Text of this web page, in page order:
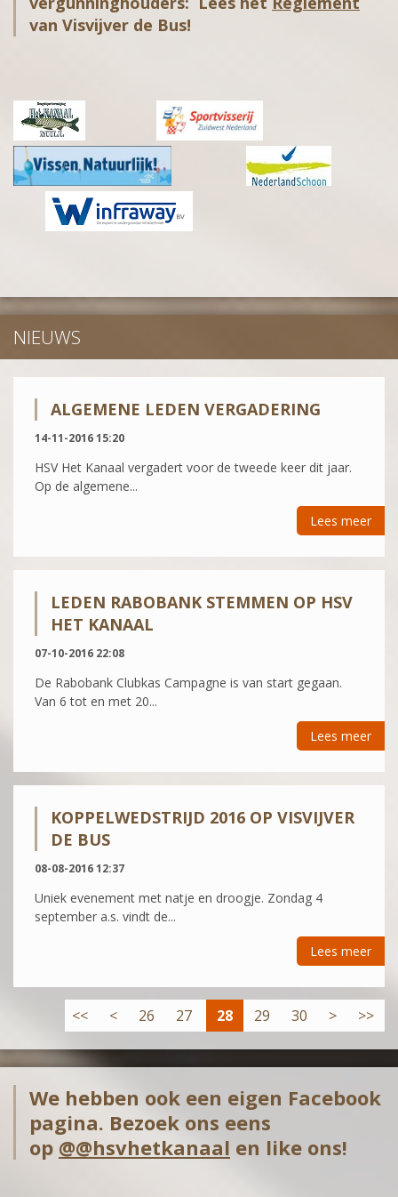
van Visvijver de Bus!
NIEUWS
ALGEMENE LEDEN VERGADERING
14-11-2016 15:20
HSV Het Kanaal vergadert voor de tweede keer dit jaar.
Op de algemene...
Lees meer
LEDEN RABOBANK STEMMEN OP HSV
HET KANAAL
07-10-2016 22:08
De Rabobank Clubkas Campagne is van start gegaan.
Van 6 tot en met 20...
Lees meer
KOPPELWEDSTRIJD 2016 OP VISVIJVER
DE BUS
08-08-2016 12:37
Uniek evenement met natje en droogje. Zondag 4
september a.s. vindt de...
Lees meer
<< < 26 27 28 29 30 > >>
We hebben ook een eigen Facebook
pagina. Bezoek ons eens
op @@hsvhetkanaal en like ons!